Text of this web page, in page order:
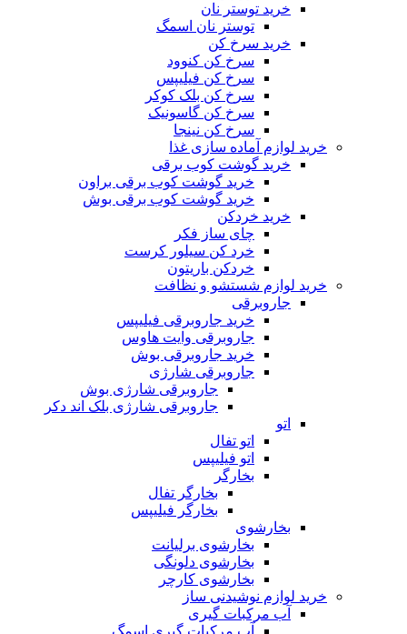
خرید توستر نان
توستر نان اسمگ
خرید سرخ کن
سرخ کن کنوود
سرخ کن فیلیپس
سرخ کن بلک کوکر
سرخ کن گاسونیک
سرخ کن نینجا
خرید لوازم آماده سازی غذا
خرید گوشت کوب برقی
خرید گوشت کوب برقی براون
خرید گوشت کوب برقی بوش
خرید خردکن
چای ساز فکر
خرد کن سیلور کرست
خردکن باریتون
خرید لوازم شستشو و نظافت
جاروبرقی
خرید جاروبرقی فیلیپس
جاروبرقی وایت هاوس
خرید جاروبرقی بوش
جاروبرقی شارژی
جاروبرقی شارژی بوش
جاروبرقی شارژی بلک اند دکر
اتو
اتو تفال
اتو فیلیپس
بخارگر
بخارگر تفال
بخارگر فیلیپس
بخارشوی
بخارشوی برلیانت
بخارشوی دلونگی
بخارشوی کارچر
خرید لوازم نوشیدنی ساز
آب مرکبات گیری
آب مرکبات گیری اسمگ